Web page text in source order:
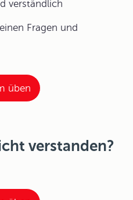
verständlich
Fragen und
üben
verstanden?